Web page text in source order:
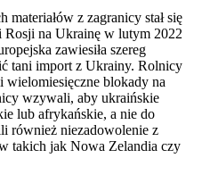
z zagranicy stał się
na Ukrainę w lutym 2022
zawiesiła szereg
tani import z Ukrainy. Rolnicy
blokady na
wzywali, aby ukraińskie
lub afrykańskie, a nie do
również niezadowolenie z
takich jak Nowa Zelandia czy